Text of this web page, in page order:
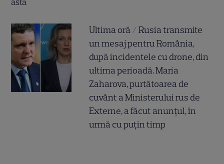
Ultima oră / Rusia transmite
un mesaj pentru România,
după incidentele cu drone, din
ultima perioadă. Maria
Zaharova, purtătoarea de
cuvânt a Ministerului rus de
Externe, a făcut anunțul, în
urmă cu puțin timp